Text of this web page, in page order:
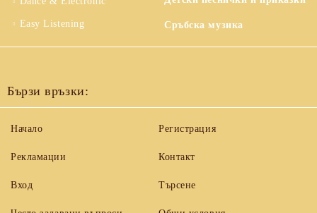
Easy Listening Сръбска музика
Бързи връзки:
Начало
Рекламации
Вход
Регистрация
Контакт
Търсене